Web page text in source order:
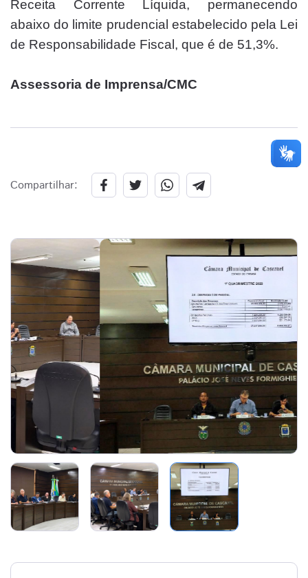
Receita Corrente Líquida, permanecendo
abaixo do limite prudencial estabelecido pela Lei
de Responsabilidade Fiscal, que é de 51,3%.
Assessoria de Imprensa/CMC
Compartilhar: